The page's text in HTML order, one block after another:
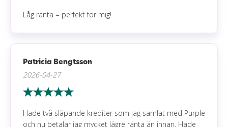
Låg ränta = perfekt för mig!
Patricia Bengtsson
2026-04-27
Hade två släpande krediter som jag samlat med Purple
och nu betalar jag mycket lägre ränta än innan. Hade